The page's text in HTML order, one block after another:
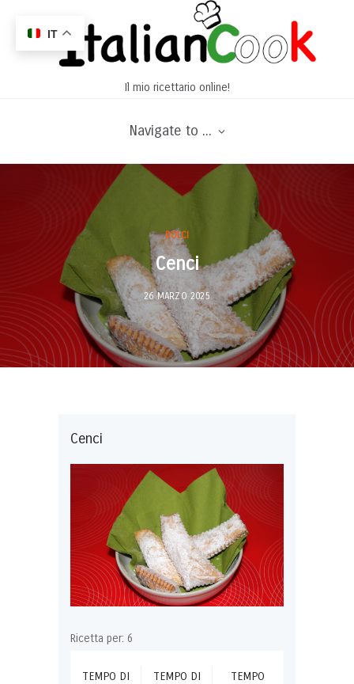
Il mio ricettario online!
Navigate to ...
DOLCI
Cenci
26 MARZO 2025
Cenci
Ricetta per: 6
TEMPO DI
TEMPO DI
TEMPO
IT